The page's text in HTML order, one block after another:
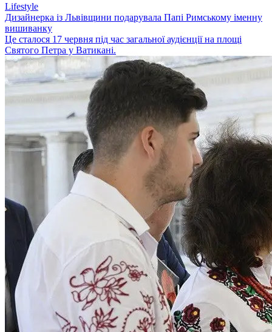
Lifestyle
Дизайнерка із Львівщини подарувала Папі Римському іменну
вишиванку
Це сталося 17 червня під час загальної аудієнції на площі
Святого Петра у Ватикані.